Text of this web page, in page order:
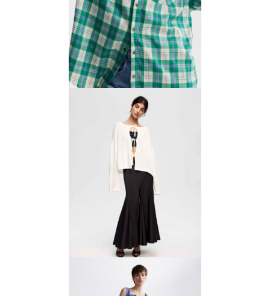
Рубашка в клетку из тенсела
и вискозного шёлка
5500 ₽
11 000 ₽
Кардиган на завязках
5000 ₽